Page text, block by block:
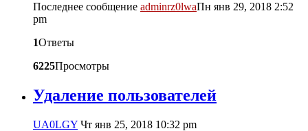
Последнее сообщение adminrz0lwaПн янв 29, 2018 2:52
pm
1Ответы
6225Просмотры
Удаление пользователей
UA0LGY Чт янв 25, 2018 10:32 pm